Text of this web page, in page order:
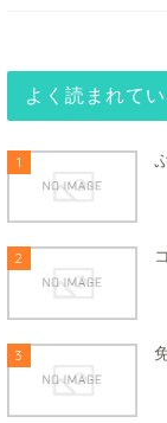
よく読まれて
1
2
3